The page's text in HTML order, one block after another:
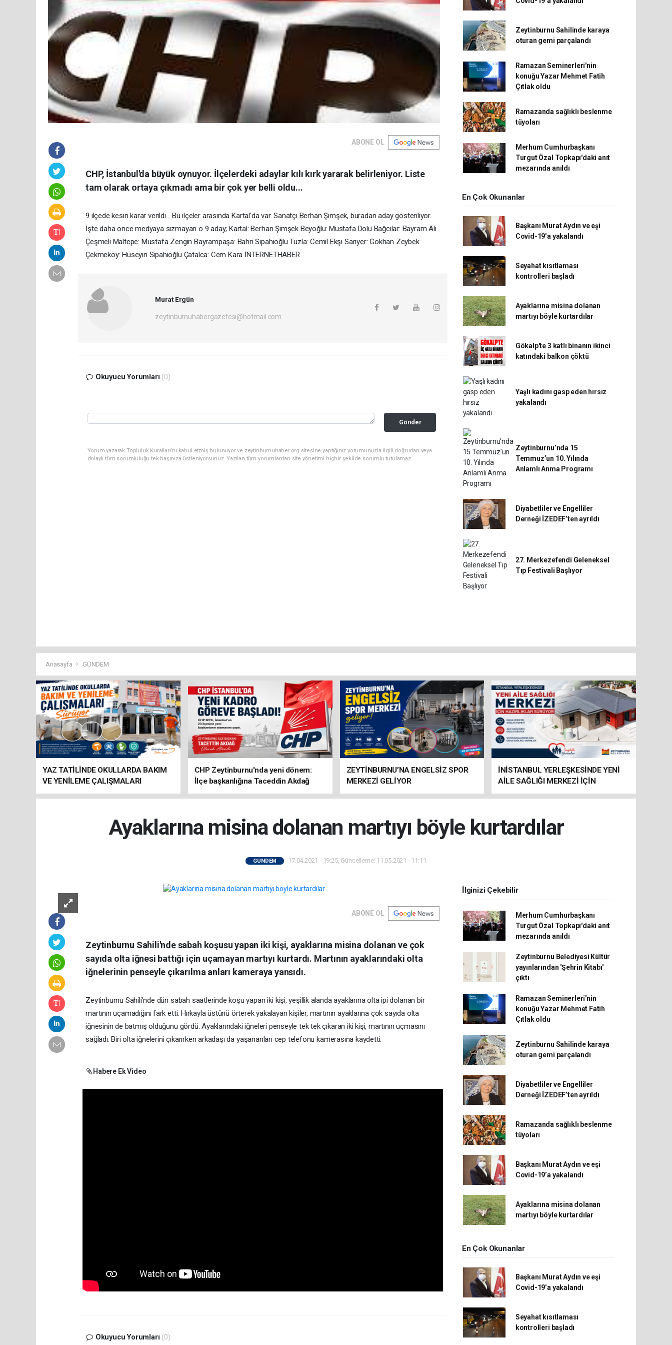
ABONE OL
CHP, İstanbul'da büyük oynuyor. İlçelerdeki adaylar kılı kırk yararak belirleniyor. Liste
tam olarak ortaya çıkmadı ama bir çok yer belli oldu...
9 ilçede kesin karar verildi... Bu ilçeler arasında Kartal'da var. Sanatçı Berhan Şimşek, buradan aday gösteriliyor.
İşte daha önce medyaya sızmayan o 9 aday; Kartal: Berhan Şimşek Beyoğlu: Mustafa Dolu Bağcılar: Bayram Ali
Çeşmeli Maltepe: Mustafa Zengin Bayrampaşa: Bahri Sipahioğlu Tuzla: Cemil Ekşi Sarıyer: Gökhan Zeybek
Çekmeköy: Hüseyin Sipahioğlu Çatalca: Cem Kara İNTERNETHABER
Murat Ergün
zeytinburnuhabergazetesi@hotmail.com
Okuyucu Yorumları (0)
Gönder
Yorum yazarak Topluluk Kuralları’nı kabul etmiş bulunuyor ve zeytinburnuhaber.org sitesine yaptığınız yorumunuzla ilgili doğrudan veya
dolaylı tüm sorumluluğu tek başınıza üstleniyorsunuz. Yazılan tüm yorumlardan site yönetimi hiçbir şekilde sorumlu tutulamaz.
Zeytinburnu Sahilinde karaya
oturan gemi parçalandı
Ramazan Seminerleri'nin
konuğu Yazar Mehmet Fatih
Çıtlak oldu
Ramazanda sağlıklı beslenme
tüyoları
Merhum Cumhurbaşkanı
Turgut Özal Topkapı'daki anıt
mezarında anıldı
En Çok Okunanlar
Başkanı Murat Aydın ve eşi
Covid-19’a yakalandı
Seyahat kısıtlaması
kontrolleri başladı
Ayaklarına misina dolanan
martıyı böyle kurtardılar
Gökalp'te 3 katlı binanın ikinci
katındaki balkon çöktü
Yaşlı kadını gasp eden hırsız
yakalandı
Zeytinburnu’nda 15
Temmuz’un 10. Yılında
Anlamlı Anma Programı
Diyabetliler ve Engelliler
Derneği İZEDEF’ten ayrıldı
27. Merkezefendi Geleneksel
Tıp Festivali Başlıyor
Anasayfa GÜNDEM
YAZ TATİLİNDE OKULLARDA BAKIM
VE YENİLEME ÇALIŞMALARI
SÜRÜYOR
CHP Zeytinburnu'nda yeni dönem:
İlçe başkanlığına Taceddin Akdağ
atandı
ZEYTİNBURNU’NA ENGELSİZ SPOR
MERKEZİ GELİYOR
İNİSTANBUL YERLEŞKESİNDE YENİ
AİLE SAĞLIĞI MERKEZİ İÇİN
HAZIRLIKLAR SÜRÜYOR
Ayaklarına misina dolanan martıyı böyle kurtardılar
GÜNDEM 17.04.2021 - 19:25, Güncelleme: 11.05.2021 - 11:11
ABONE OL
Zeytinburnu Sahili'nde sabah koşusu yapan iki kişi, ayaklarına misina dolanan ve çok
sayıda olta iğnesi battığı için uçamayan martıyı kurtardı. Martının ayaklarındaki olta
iğnelerinin penseyle çıkarılma anları kameraya yansıdı.
Zeytinburnu Sahili'nde dün sabah saatlerinde koşu yapan iki kişi, yeşillik alanda ayaklarına olta ipi dolanan bir
martının uçamadığını fark etti. Hırkayla üstünü örterek yakalayan kişiler, martının ayaklarına çok sayıda olta
iğnesinin de batmış olduğunu gördü. Ayaklarındaki iğneleri penseyle tek tek çıkaran iki kişi, martının uçmasını
sağladı. Biri olta iğnelerini çıkarırken arkadaşı da yaşananları cep telefonu kamerasına kaydetti.
Habere Ek Video
Okuyucu Yorumları (0)
İlginizi Çekebilir
Merhum Cumhurbaşkanı
Turgut Özal Topkapı'daki anıt
mezarında anıldı
Zeytinburnu Belediyesi Kültür
yayınlarından 'Şehrin Kitabı'
çıktı
Ramazan Seminerleri'nin
konuğu Yazar Mehmet Fatih
Çıtlak oldu
Zeytinburnu Sahilinde karaya
oturan gemi parçalandı
Diyabetliler ve Engelliler
Derneği İZEDEF’ten ayrıldı
Ramazanda sağlıklı beslenme
tüyoları
Başkanı Murat Aydın ve eşi
Covid-19’a yakalandı
Ayaklarına misina dolanan
martıyı böyle kurtardılar
En Çok Okunanlar
Başkanı Murat Aydın ve eşi
Covid-19’a yakalandı
Seyahat kısıtlaması
kontrolleri başladı